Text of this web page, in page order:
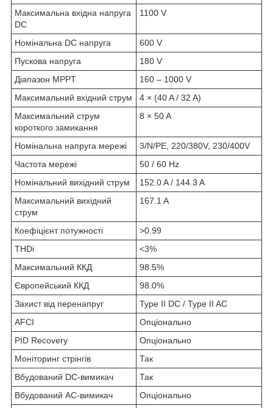
Максимальна вхідна напруга
DC
1100 V
Номінальна DC напруга
600 V
Пускова напруга
180 V
Діапазон MPPT
160 – 1000 V
Максимальний вхідний струм
4 × (40 A / 32 A)
Максимальний струм
короткого замикання
8 × 50 A
Номінальна напруга мережі
3/N/PE, 220/380V, 230/400V
Частота мережі
50 / 60 Hz
Номінальний вихідний струм
152.0 A / 144.3 A
Максимальний вихідний
струм
167.1 A
Коефіцієнт потужності
>0.99
THDi
<3%
Максимальний ККД
98.5%
Європейський ККД
98.0%
Захист від перенапруг
Type II DC / Type II AC
AFCI
Опціонально
PID Recovery
Опціонально
Моніторинг стрінгів
Так
Вбудований DC-вимикач
Так
Вбудований AC-вимикач
Опціонально